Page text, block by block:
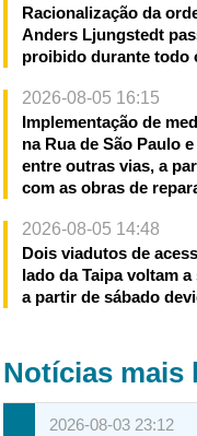
Racionalização da
Anders Ljungstedt
proibido durante todo
2026-08-05 16:15
Implementação de
na Rua de São Paulo
entre outras vias, a
com as obras de
2026-08-05 14:48
Dois viadutos de
lado da Taipa voltam
a partir de sábado
Notícias mais
2026-08-03 23:12